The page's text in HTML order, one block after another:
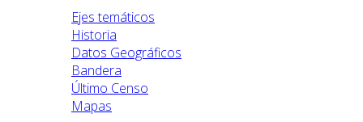
Ejes temáticos
Historia
Datos Geográficos
Bandera
Último Censo
Mapas